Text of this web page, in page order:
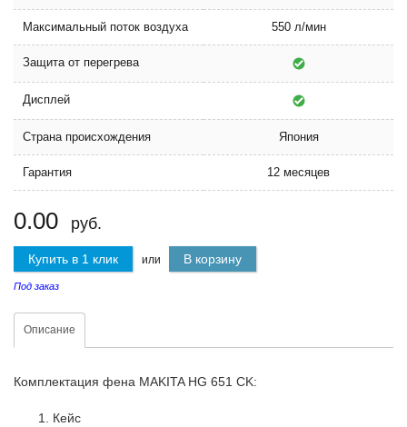
Максимальный поток воздуха 550 л/мин
Защита от перегрева
Дисплей
Страна происхождения Япония
Гарантия 12 месяцев
0.00 руб.
Купить в 1 клик или В корзину
Под заказ
Описание
Комплектация фена MAKITA HG 651 CK:
Кейс